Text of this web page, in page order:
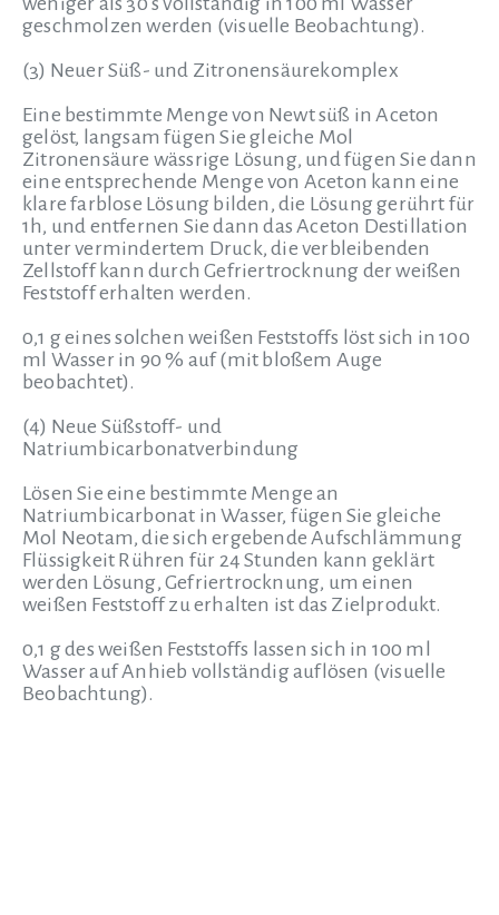
geschmolzen werden (visuelle Beobachtung).
(3) Neuer Süß- und Zitronensäurekomplex
Eine bestimmte Menge von Newt süß in Aceton
gelöst, langsam fügen Sie gleiche Mol
Zitronensäure wässrige Lösung, und fügen Sie dann
eine entsprechende Menge von Aceton kann eine
klare farblose Lösung bilden, die Lösung gerührt für
1h, und entfernen Sie dann das Aceton Destillation
unter vermindertem Druck, die verbleibenden
Zellstoff kann durch Gefriertrocknung der weißen
Feststoff erhalten werden.
0,1 g eines solchen weißen Feststoffs löst sich in 100
ml Wasser in 90 % auf (mit bloßem Auge
beobachtet).
(4) Neue Süßstoff- und
Natriumbicarbonatverbindung
Lösen Sie eine bestimmte Menge an
Natriumbicarbonat in Wasser, fügen Sie gleiche
Mol Neotam, die sich ergebende Aufschlämmung
Flüssigkeit Rühren für 24 Stunden kann geklärt
werden Lösung, Gefriertrocknung, um einen
weißen Feststoff zu erhalten ist das Zielprodukt.
0,1 g des weißen Feststoffs lassen sich in 100 ml
Wasser auf Anhieb vollständig auflösen (visuelle
Beobachtung).